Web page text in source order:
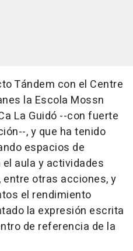
Tándem con el Centre
la Escola Mossn
La Guidó --con fuerte
, y que ha tenido
espacios de
aula y actividades
otras acciones, y
el rendimiento
la expresión escrita
de referencia de la